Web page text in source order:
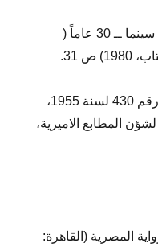
اعتدال ممتاز مذكرات رقيبة سينما ــ 30 عاماً (
ص 31.
المجموعة المتضمنة لقانون رقم 430 لسنة 1955،
المطابع الاميرية،
المصرية (القاهرة: